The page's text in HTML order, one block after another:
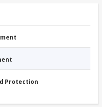
Protection